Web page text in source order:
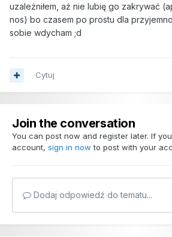
uzależniłem, aż nie lubię go zakrywać
nos) bo czasem po prostu dla
sobie wdycham ;d
Cytuj
Join the conversation
You can post now and register later. If
account, sign in now to post with your
Dodaj odpowiedź do tematu...